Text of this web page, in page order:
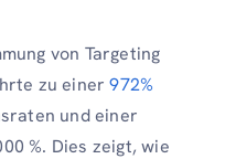
von Targeting
zu einer972%
und einer
%. Dies zeigt, wie